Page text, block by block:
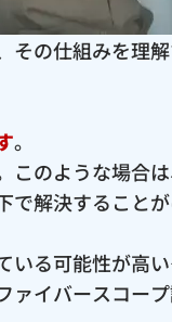
の仕組みを理
。
のような場合
で解決すること
る可能性が高
イバースコー